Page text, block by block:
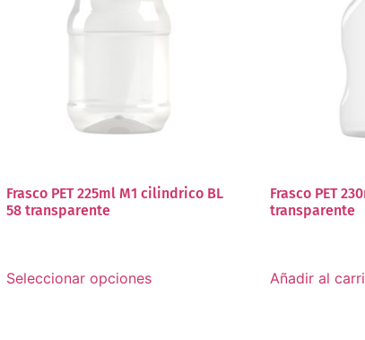
Frasco PET 225ml M1 cilindrico BL
58 transparente
Seleccionar opciones
Frasco PET
transparente
Añadir al